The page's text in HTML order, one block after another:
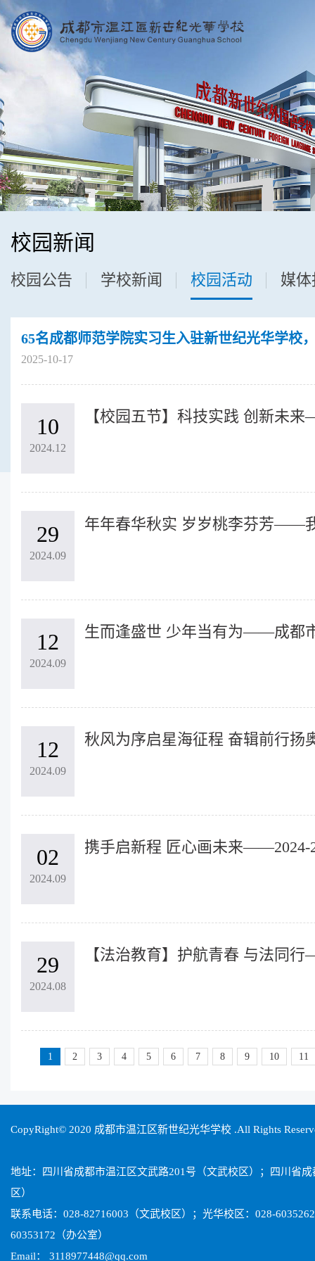
校园新闻
校园公告 学校新闻 校园活动 媒
65名成都师范学院实习生入驻新世纪光华学校
2025-10-17
10
2024.12
29
2024.09
12
2024.09
12
2024.09
02
2024.09
29
2024.08
1 2 3 4 5 6 7 8 9 10 11
CopyRight© 2020 成都市温江区新世纪光华学校 .All Rights
地址：四川省成都市温江区文武路201号（文武校区）；四川省
区）
联系电话：028-82716003（文武校区）；光华校区：028-
60353172（办公室）
Email： 3118977448@qq.com